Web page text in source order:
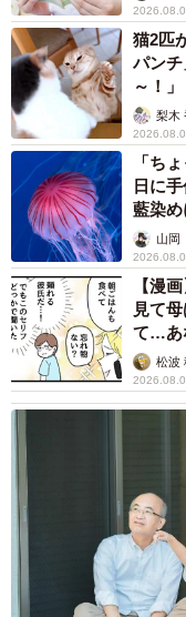
猫2匹
パン
～！
梨木
「ち
日に
藍染
ごい」
山岡
【漫
見て
て…あ
松波